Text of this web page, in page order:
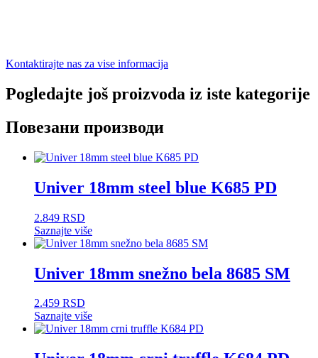
Kontaktirajte nas za vise informacija
Pogledajte još proizvoda iz iste kategorije
Повезани производи
Univer 18mm steel blue K685 PD
2.849 RSD
Saznajte više
Univer 18mm snežno bela 8685 SM
2.459 RSD
Saznajte više